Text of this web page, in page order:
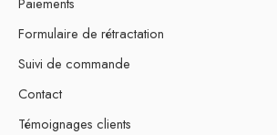
Formulaire de rétractation
Suivi de commande
Contact
Témoignages clients